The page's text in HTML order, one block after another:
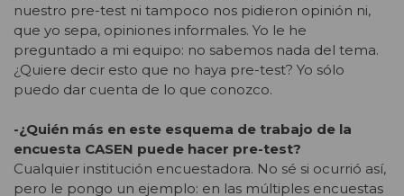
nuestro pre-test ni tampoco nos pidieron opinión ni,
que yo sepa, opiniones informales. Yo le he
preguntado a mi equipo: no sabemos nada del tema.
¿Quiere decir esto que no haya pre-test? Yo sólo
puedo dar cuenta de lo que conozco.
-¿Quién más en este esquema de trabajo de la
encuesta CASEN puede hacer pre-test?
Cualquier institución encuestadora. No sé si ocurrió así,
pero le pongo un ejemplo: en las múltiples encuestas